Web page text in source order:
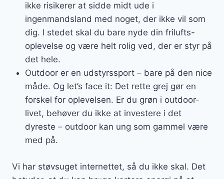
ikke risikerer at sidde midt ude i
ingenmandsland med noget, der ikke vil som
dig. I stedet skal du bare nyde din frilufts-
oplevelse og være helt rolig ved, der er styr på
det hele.
Outdoor er en udstyrssport – bare på den nice
måde. Og let’s face it: Det rette grej gør en
forskel for oplevelsen. Er du grøn i outdoor-
livet, behøver du ikke at investere i det
dyreste – outdoor kan ung som gammel være
med på.
Vi har støvsuget internettet, så du ikke skal. Det